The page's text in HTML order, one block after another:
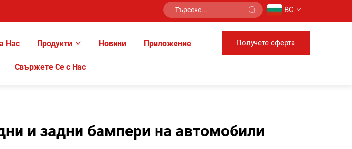
BG
Нас Продукти Новини Приложение
Свържете Се с Нас
Получете оферта
и задни бампери на автомобили